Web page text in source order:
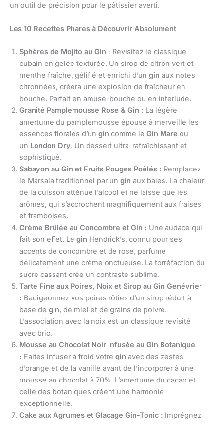
un outil de précision pour le pâtissier averti.
Les 10 Recettes Phares à Découvrir Absolument
Sphères de Mojito au Gin : Revisitez le classique
cubain en gelée texturée. Un sirop de citron vert et
menthe fraîche, gélifié et enrichi d’un gin aux notes
citronnées, créera une explosion de fraîcheur en
bouche. Parfait en amuse-bouche ou en interlude.
Granité Pamplemousse Rose & Gin : La légère
amertume du pamplemousse épouse à merveille les
essences florales d’un gin comme le Gin Mare ou
un London Dry. Un dessert ultra-rafraîchissant et
sophistiqué.
Sabayon au Gin et Fruits Rouges Poêlés : Remplacez
le Marsala traditionnel par un gin aux baies. La chaleur
de la cuisson atténue l’alcool et ne laisse que les
arômes, qui s’accrochent magnifiquement aux fraises
et framboises.
Crème Brûlée au Concombre et Gin : Une audace qui
fait son effet. Le gin Hendrick’s, connu pour ses
accents de concombre et de rose, parfume
délicatement une crème onctueuse. La torréfaction du
sucre cassant crée un contraste sublime.
Tarte Fine aux Poires, Noix et Sirop au Gin Genévrier
: Badigeonnez vos poires rôties d’un sirop réduit à
base de gin, de miel et de grains de poivre.
L’association avec la noix est un classique revisité
avec brio.
Mousse au Chocolat Noir Infusée au Gin Botanique
: Faites infuser à froid votre gin avec des zestes
d’orange et de la vanille avant de l’incorporer à une
mousse au chocolat à 70%. L’amertume du cacao et
celle des botaniques créent une harmonie
exceptionnelle.
Cake aux Agrumes et Glaçage Gin-Tonic : Imprégnez